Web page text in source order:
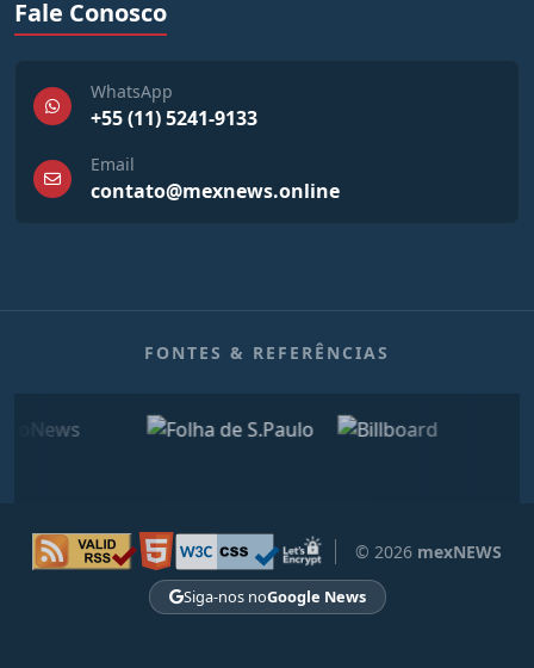
Fale Conosco
WhatsApp
+55 (11) 5241-9133
Email
contato@mexnews.online
FONTES & REFERÊNCIAS
© 2026 mexNEWS
Siga-nos noGoogle News